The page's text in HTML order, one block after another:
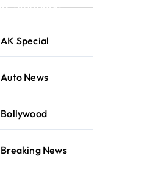
Categories
AK Special
Auto News
Bollywood
Breaking News